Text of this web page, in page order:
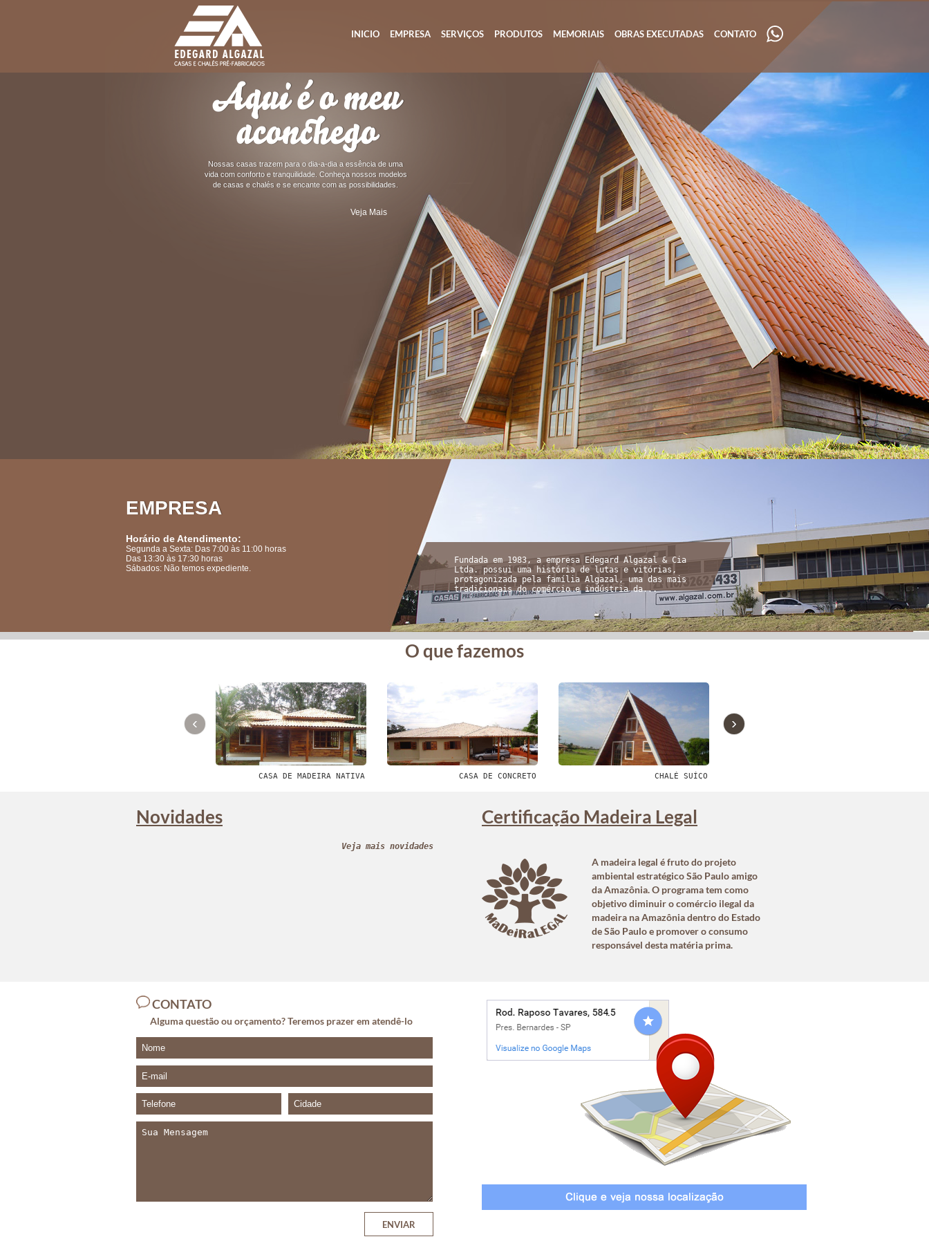
INICIO EMPRESA SERVIÇOS PRODUTOS MEMORIAIS OBRAS EXECUTADAS CONTATO
Aqui é o meu
aconchego
Nossas casas trazem para o dia-a-dia a essência de uma
vida com conforto e tranquilidade. Conheça nossos modelos
de casas e chalés e se encante com as possibilidades.
Veja Mais
EMPRESA
Horário de Atendimento:
Segunda a Sexta: Das 7:00 às 11:00 horas
Das 13:30 às 17:30 horas
Sábados: Não temos expediente.
Fundada em 1983, a empresa Edegard Algazal & Cia
Ltda. possui uma história de lutas e vitórias,
protagonizada pela família Algazal, uma das mais
tradicionais do comércio e indústria da...
O que fazemos
CASA DE MADEIRA NATIVA CASA DE CONCRETO CHALÉ SUÍÇO
‹ ›
Novidades
Veja mais novidades
Certificação Madeira Legal
A madeira legal é fruto do projeto
ambiental estratégico São Paulo amigo
da Amazônia. O programa tem como
objetivo diminuir o comércio ilegal da
madeira na Amazônia dentro do Estado
de São Paulo e promover o consumo
responsável desta matéria prima.
CONTATO
Alguma questão ou orçamento? Teremos prazer em atendê-lo